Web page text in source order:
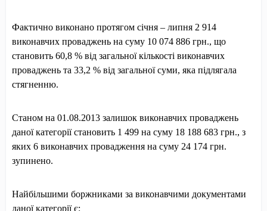
Фактично виконано протягом січня – липня 2 914
виконавчих проваджень на суму 10 074 886 грн., що
становить 60,8 % від загальної кількості виконавчих
проваджень та 33,2 % від загальної суми, яка підлягала
стягненню.
Станом на 01.08.2013 залишок виконавчих проваджень
даної категорії становить 1 499 на суму 18 188 683 грн., з
яких 6 виконавчих провадження на суму 24 174 грн.
зупинено.
Найбільшими боржниками за виконавчими документами
даної категорії є: